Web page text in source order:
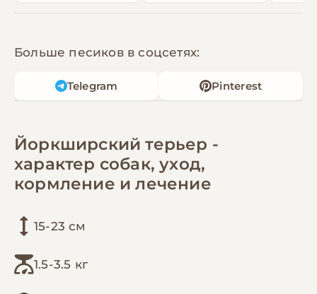
Больше песиков в соцсетях:
Telegram Pinterest
Йоркширский терьер -
характер собак, уход,
кормление и лечение
15-23 см
1.5-3.5 кг